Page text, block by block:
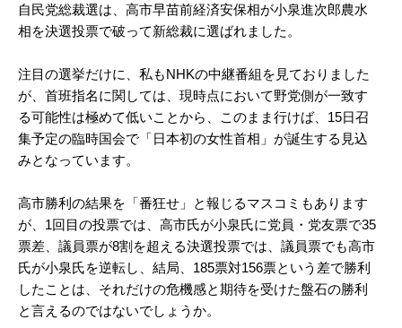
自民党総裁選は、高市早苗前経済安保相が小泉進次郎農水
相を決選投票で破って新総裁に選ばれました。
注目の選挙だけに、私もNHKの中継番組を見ておりました
が、首班指名に関しては、現時点において野党側が一致す
る可能性は極めて低いことから、このまま行けば、15日召
集予定の臨時国会で「日本初の女性首相」が誕生する見込
みとなっています。
高市勝利の結果を「番狂せ」と報じるマスコミもあります
が、1回目の投票では、高市氏が小泉氏に党員・党友票で35
票差、議員票が8割を超える決選投票では、議員票でも高市
氏が小泉氏を逆転し、結局、185票対156票という差で勝利
したことは、それだけの危機感と期待を受けた盤石の勝利
と言えるのではないでしょうか。